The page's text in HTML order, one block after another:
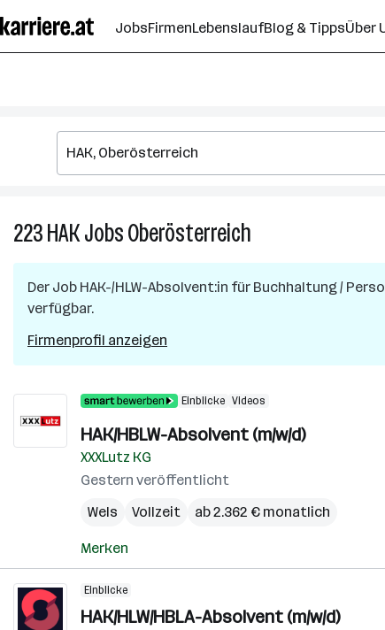
Seiteninhalt
springen
JobsFirmenLebenslaufBlog & TippsÜber
223HAKJobsOberösterreich
in
Der Job HAK-/HLW-Absolvent:in für Buchhaltung /
verfügbar.
Firmenprofil anzeigen
Einblicke Videos
HAK/HBLW-Absolvent (m/w/d)
XXXLutz KG
Gestern veröffentlicht
Wels
Vollzeit ab 2.362 € monatlich
Merken
Einblicke
HAK/HLW/HBLA-Absolvent (m/w/d)